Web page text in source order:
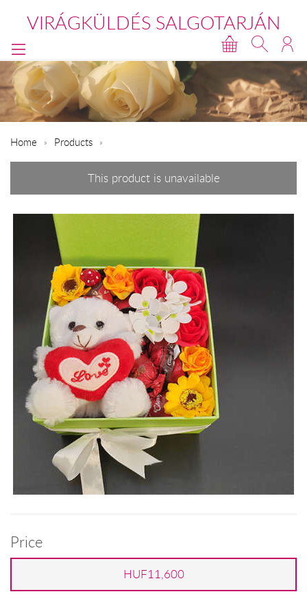
VIRÁGKÜLDÉS SALGOTARJÁN
Home Products
This product is unavailable
Price
HUF11,600